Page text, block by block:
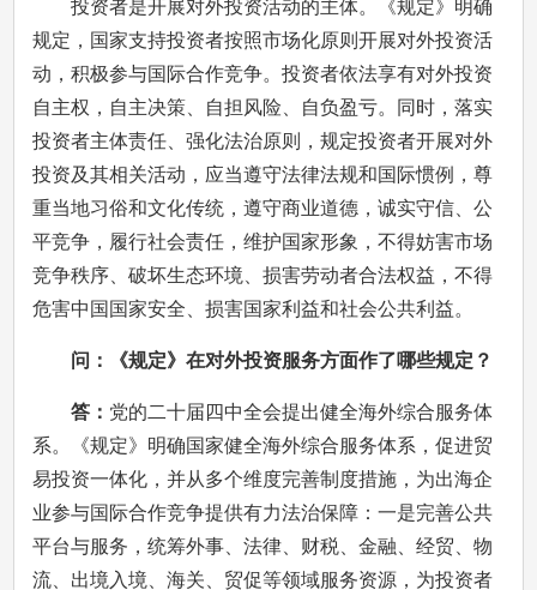
投资者是开展对外投资活动的主体。《规定》明确
规定，国家支持投资者按照市场化原则开展对外投资活
动，积极参与国际合作竞争。投资者依法享有对外投资
自主权，自主决策、自担风险、自负盈亏。同时，落实
投资者主体责任、强化法治原则，规定投资者开展对外
投资及其相关活动，应当遵守法律法规和国际惯例，尊
重当地习俗和文化传统，遵守商业道德，诚实守信、公
平竞争，履行社会责任，维护国家形象，不得妨害市场
竞争秩序、破坏生态环境、损害劳动者合法权益，不得
危害中国国家安全、损害国家利益和社会公共利益。
问：《规定》在对外投资服务方面作了哪些规定？
答： 党的二十届四中全会提出健全海外综合服务体
系。《规定》明确国家健全海外综合服务体系，促进贸
易投资一体化，并从多个维度完善制度措施，为出海企
业参与国际合作竞争提供有力法治保障：一是完善公共
平台与服务，统筹外事、法律、财税、金融、经贸、物
流、出境入境、海关、贸促等领域服务资源，为投资者